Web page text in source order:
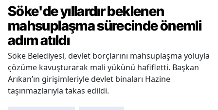
Söke'de yıllardır beklenen
mahsuplaşma sürecinde önemli
adım atıldı
Söke Belediyesi, devlet borçlarını mahsuplaşma yoluyla
çözüme kavuşturarak mali yükünü hafifletti. Başkan
Arıkan’ın girişimleriyle devlet binaları Hazine
taşınmazlarıyla takas edildi.